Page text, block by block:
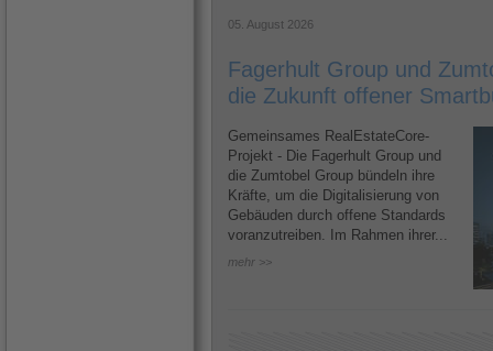
05. August 2026
Fagerhult Group und
die Zukunft offener
Gemeinsames RealEstateCore-
Projekt - Die Fagerhult Group und
die Zumtobel Group bündeln ihre
Kräfte, um die Digitalisierung von
Gebäuden durch offene Standards
voranzutreiben. Im Rahmen ihrer...
mehr >>